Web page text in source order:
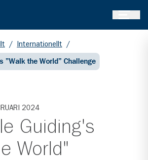
/ Internationellt /
”Walk the World” Challenge
2024
Guiding's
World"